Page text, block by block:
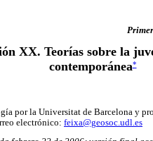
XX. Teorías sobre la
contemporánea*
por la Universitat de Barcelona y
electrónico: feixa@geosoc.udl.es